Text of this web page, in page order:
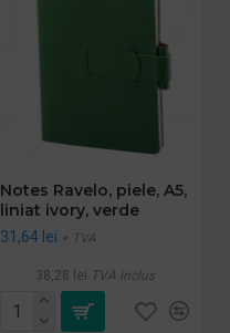
Notes Ravelo, piele, A5,
liniat ivory, verde
31,64 lei + TVA
38,28 lei TVA inclus